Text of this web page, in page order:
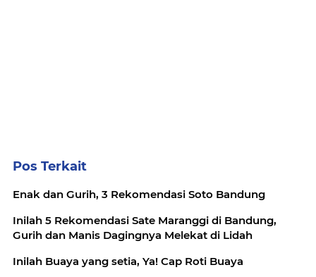
Pos Terkait
Enak dan Gurih, 3 Rekomendasi Soto Bandung
Inilah 5 Rekomendasi Sate Maranggi di Bandung,
Gurih dan Manis Dagingnya Melekat di Lidah
Inilah Buaya yang setia, Ya! Cap Roti Buaya